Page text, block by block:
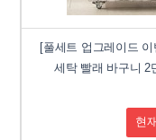
[풀세트 업그레이드
세탁 빨래 바구니 2
현